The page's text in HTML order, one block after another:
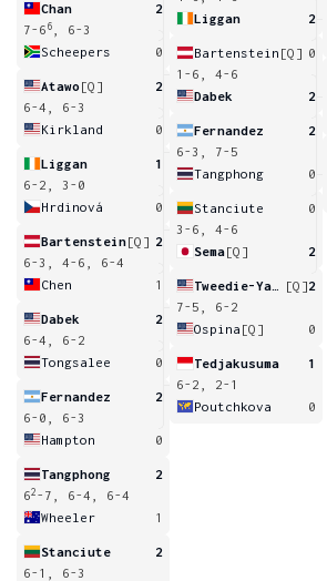
Chan
2
7-6 6
, 6-3
Scheepers
0
Atawo [Q]
2
6-4, 6-3
Kirkland
0
Liggan
1
6-2, 3-0
Hrdinová
0
Bartenstein[Q] 2
6-3, 4-6, 6-4
Chen
1
Dabek
2
6-4, 6-2
Tongsalee
0
Fernandez
2
6-0, 6-3
Hampton
0
Tangphong
2
62 -7, 6-4, 6-4
Wheeler
1
Stanciute
2
6-1, 6-3
Liggan
2
Bartenstein [Q] 0
1-6, 4-6
Dabek
2
Fernandez
2
6-3, 7-5
Tangphong
0
Stanciute
0
3-6, 4-6
Sema[Q] 2
[Q]2
7-5, 6-2
Ospina [Q] 0
Tedjakusuma
1
6-2, 2-1
Poutchkova
0